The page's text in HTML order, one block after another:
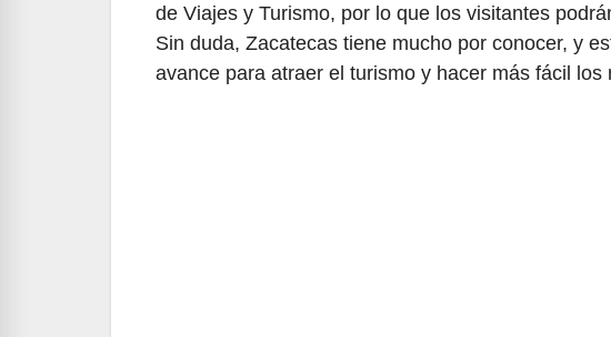
de Viajes y Turismo, por lo que los visitantes
Sin duda, Zacatecas tiene mucho por conocer, y
avance para atraer el turismo y hacer más fácil